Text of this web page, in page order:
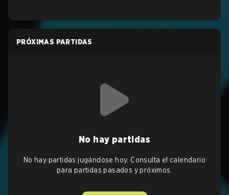
PRÓXIMAS PARTIDAS
No hay partidas
No hay partidas jugándose hoy. Consulta el calendario
para partidas pasados y próximos.